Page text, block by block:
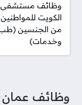
وظائف مستشفى
الكويت
من الجنسين
وخدمات)
وظائف عمان